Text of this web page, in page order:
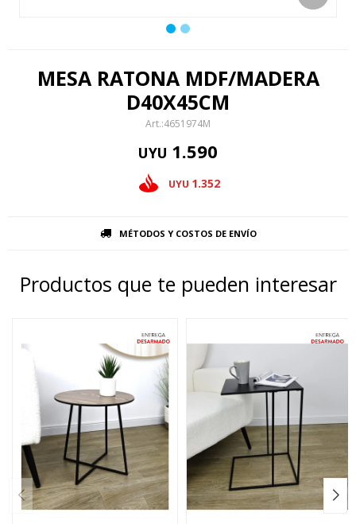
MESA RATONA MDF/MADERA
D40X45CM
4651974M
UYU 1.590
UYU 1.352
MÉTODOS Y COSTOS DE ENVÍO
Productos que te pueden interesar